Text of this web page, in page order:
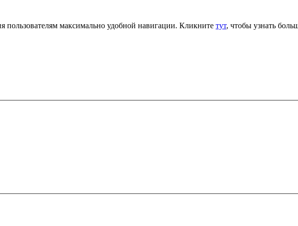
пользователям максимально удобной навигации. Кликните тут, чтобы узнать